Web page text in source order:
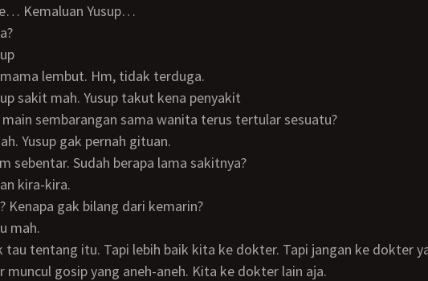
Kemaluan Yusup…
mama lembut. Hm, tidak terduga.
sakit mah. Yusup takut kena penyakit
main sembarangan sama wanita terus tertular sesuatu?
Yusup gak pernah gituan.
sebentar. Sudah berapa lama sakitnya?
kira-kira.
Kenapa gak bilang dari kemarin?
mah.
muncul gosip yang aneh-aneh. Kita ke dokter lain aja.